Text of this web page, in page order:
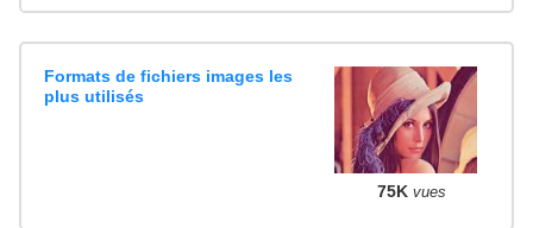
Formats de fichiers images les
plus utilisés
75K vues